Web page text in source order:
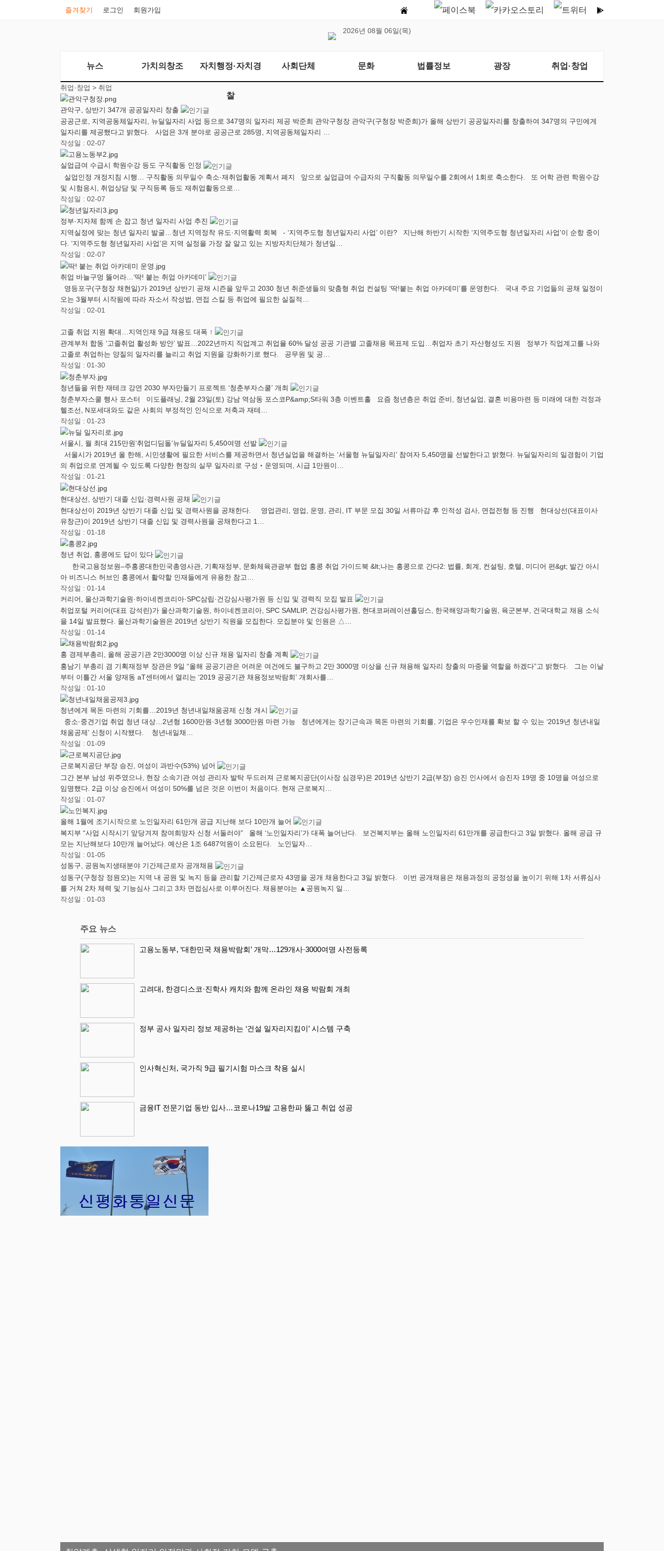
즐겨찾기 로그인 회원가입
2026년 08월 06일(목)
뉴스 가치의창조 자치행정·자치경
찰
사회단체 문화 법률정보 광장 취업·창업
취업·창업 > 취업
관악구, 상반기 347개 공공일자리 창출
공공근로, 지역공동체일자리, 뉴딜일자리 사업 등으로 347명의 일자리 제공 박준희 관악구청장 관악구(구청장 박준희)가 올해 상반기 공공일자리를 창출하여 347명의 구민에게
일자리를 제공했다고 밝혔다. 사업은 3개 분야로 공공근로 285명, 지역공동체일자리 …
작성일 : 02-07
실업급여 수급시 학원수강 등도 구직활동 인정
실업인정 개정지침 시행… 구직활동 의무일수 축소·재취업활동 계획서 폐지 앞으로 실업급여 수급자의 구직활동 의무일수를 2회에서 1회로 축소한다. 또 어학 관련 학원수강
및 시험응시, 취업상담 및 구직등록 등도 재취업활동으로…
작성일 : 02-07
정부·지자체 함께 손 잡고 청년 일자리 사업 추진
지역실정에 맞는 청년 일자리 발굴…청년 지역정착 유도·지역활력 회복 - ‘지역주도형 청년일자리 사업’ 이란? 지난해 하반기 시작한 ‘지역주도형 청년일자리 사업’이 순항 중이
다. ‘지역주도형 청년일자리 사업’은 지역 실정을 가장 잘 알고 있는 지방자치단체가 청년일…
작성일 : 02-07
취업 바늘구멍 뚫어라…‘딱! 붙는 취업 아카데미’
영등포구(구청장 채현일)가 2019년 상반기 공채 시즌을 앞두고 2030 청년 취준생들의 맞춤형 취업 컨설팅 ‘딱!붙는 취업 아카데미’를 운영한다. 국내 주요 기업들의 공채 일정이
오는 3월부터 시작됨에 따라 자소서 작성법, 면접 스킬 등 취업에 필요한 실질적…
작성일 : 02-01
고졸 취업 지원 확대…지역인재 9급 채용도 대폭 ↑
관계부처 합동 ‘고졸취업 활성화 방안’ 발표…2022년까지 직업계고 취업율 60% 달성 공공 기관별 고졸채용 목표제 도입…취업자 초기 자산형성도 지원 정부가 직업계고를 나와
고졸로 취업하는 양질의 일자리를 늘리고 취업 지원을 강화하기로 했다. 공무원 및 공…
작성일 : 01-30
청년들을 위한 재테크 강연 2030 부자만들기 프로젝트 ‘청춘부자스쿨’ 개최
청춘부자스쿨 행사 포스터 이도플래닝, 2월 23일(토) 강남 역삼동 포스코P&amp;S타워 3층 이벤트홀 요즘 청년층은 취업 준비, 청년실업, 결혼 비용마련 등 미래에 대한 걱정과
헬조선, N포세대와도 같은 사회의 부정적인 인식으로 저축과 재테…
작성일 : 01-23
서울시, 월 최대 215만원‘취업디딤돌’뉴딜일자리 5,450여명 선발
서울시가 2019년 올 한해, 시민생활에 필요한 서비스를 제공하면서 청년실업을 해결하는 ‘서울형 뉴딜일자리’ 참여자 5,450명을 선발한다고 밝혔다. 뉴딜일자리의 일경험이 기업
의 취업으로 연계될 수 있도록 다양한 현장의 실무 일자리로 구성‧운영되며, 시급 1만원이…
작성일 : 01-21
현대상선, 상반기 대졸 신입·경력사원 공채
현대상선이 2019년 상반기 대졸 신입 및 경력사원을 공채한다. 영업관리, 영업, 운영, 관리, IT 부문 모집 30일 서류마감 후 인적성 검사, 면접전형 등 진행 현대상선(대표이사
유창근)이 2019년 상반기 대졸 신입 및 경력사원을 공채한다고 1…
작성일 : 01-18
청년 취업, 홍콩에도 답이 있다
한국고용정보원–주홍콩대한민국총영사관, 기획재정부, 문화체육관광부 협업 홍콩 취업 가이드북 &lt;나는 홍콩으로 간다2: 법률, 회계, 컨설팅, 호텔, 미디어 편&gt; 발간 아시
아 비즈니스 허브인 홍콩에서 활약할 인재들에게 유용한 참고…
작성일 : 01-14
커리어, 울산과학기술원·하이네켄코리아·SPC삼립·건강심사평가원 등 신입 및 경력직 모집 발표
취업포털 커리어(대표 강석린)가 울산과학기술원, 하이네켄코리아, SPC SAMLIP, 건강심사평가원, 현대코퍼레이션홀딩스, 한국해양과학기술원, 육군본부, 건국대학교 채용 소식
을 14일 발표했다. 울산과학기술원은 2019년 상반기 직원을 모집한다. 모집분야 및 인원은 △…
작성일 : 01-14
홍 경제부총리, 올해 공공기관 2만3000명 이상 신규 채용 일자리 창출 계획
홍남기 부총리 겸 기획재정부 장관은 9일 “올해 공공기관은 어려운 여건에도 불구하고 2만 3000명 이상을 신규 채용해 일자리 창출의 마중물 역할을 하겠다”고 밝혔다. 그는 이날
부터 이틀간 서울 양재동 aT센터에서 열리는 ‘2019 공공기관 채용정보박람회’ 개회사를…
작성일 : 01-10
청년에게 목돈 마련의 기회를…2019년 청년내일채움공제 신청 개시
중소·중견기업 취업 청년 대상…2년형 1600만원·3년형 3000만원 마련 가능 청년에게는 장기근속과 목돈 마련의 기회를, 기업은 우수인재를 확보 할 수 있는 ‘2019년 청년내일
채움공제’ 신청이 시작됐다. 청년내일채…
작성일 : 01-09
근로복지공단 부장 승진, 여성이 과반수(53%) 넘어
그간 본부 남성 위주였으나, 현장 소속기관 여성 관리자 발탁 두드러져 근로복지공단(이사장 심경우)은 2019년 상반기 2급(부장) 승진 인사에서 승진자 19명 중 10명을 여성으로
임명했다. 2급 이상 승진에서 여성이 50%를 넘은 것은 이번이 처음이다. 현재 근로복지…
작성일 : 01-07
올해 1월에 조기시작으로 노인일자리 61만개 공급 지난해 보다 10만개 늘어
복지부 “사업 시작시기 앞당겨져 참여희망자 신청 서둘러야” 올해 ‘노인일자리’가 대폭 늘어난다. 보건복지부는 올해 노인일자리 61만개를 공급한다고 3일 밝혔다. 올해 공급 규
모는 지난해보다 10만개 늘어났다. 예산은 1조 6487억원이 소요된다. 노인일자…
작성일 : 01-05
성동구, 공원녹지생태분야 기간제근로자 공개채용
성동구(구청장 정원오)는 지역 내 공원 및 녹지 등을 관리할 기간제근로자 43명을 공개 채용한다고 3일 밝혔다. 이번 공개채용은 채용과정의 공정성을 높이기 위해 1차 서류심사
를 거쳐 2차 체력 및 기능심사 그리고 3차 면접심사로 이루어진다. 채용분야는 ▲공원녹지 일…
작성일 : 01-03
주요 뉴스
고용노동부, ‘대한민국 채용박람회’ 개막…129개사·3000여명 사전등록
고려대, 한경디스코·진학사 캐치와 함께 온라인 채용 박람회 개최
정부 공사 일자리 정보 제공하는 ‘건설 일자리지킴이’ 시스템 구축
인사혁신처, 국가직 9급 필기시험 마스크 착용 실시
금융IT 전문기업 동반 입사…코로나19발 고용한파 뚫고 취업 성공